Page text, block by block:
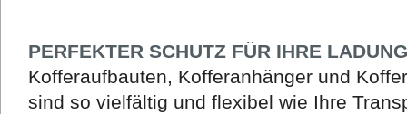
PERFEKTER SCHUTZ FÜR IHRE LADUNG
Kofferaufbauten, Kofferanhänger und
sind so vielfältig und flexibel wie Ihre